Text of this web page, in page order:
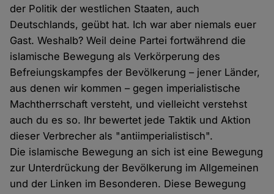
der Politik der westlichen Staaten, auch
Deutschlands, geübt hat. Ich war aber niemals euer
Gast. Weshalb? Weil deine Partei fortwährend die
islamische Bewegung als Verkörperung des
Befreiungskampfes der Bevölkerung – jener Länder,
aus denen wir kommen – gegen imperialistische
Machtherrschaft versteht, und vielleicht verstehst
auch du es so. Ihr bewertet jede Taktik und Aktion
dieser Verbrecher als "antiimperialistisch".
Die islamische Bewegung an sich ist eine Bewegung
zur Unterdrückung der Bevölkerung im Allgemeinen
und der Linken im Besonderen. Diese Bewegung